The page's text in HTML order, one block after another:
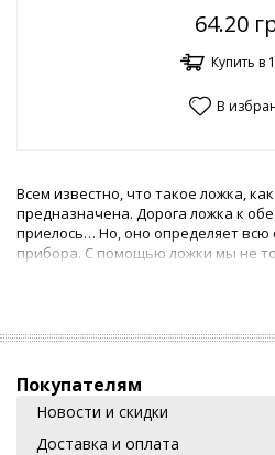
64.20
Купить в
В
Всем известно, что такое ложка,
предназначена. Дорога ложка к
приелось… Но, оно определяет всю
прибора. С помощью ложки мы не
ею и при готовке разносолов.
любой хозяйки, наверняка,
Подставка под ложку
Для хранения столовых приборов,
Покупателям
Новости и скидки
Доставка и оплата